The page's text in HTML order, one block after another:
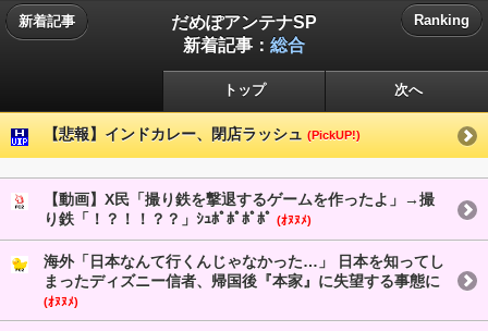
新着記事
だめぽアンテナSP
新着記事： 総合
Ranking
トップ 次へ
【悲報】インドカレー、閉店ラッシュ (PickUP!)
【動画】X民「撮り鉄を撃退するゲームを作ったよ」→撮
り鉄「！？！！？？」ｼｭﾎﾟﾎﾟﾎﾟﾎﾟ (ｵﾇﾇﾒ)
海外「日本なんて行くんじゃなかった…」 日本を知ってし
まったディズニー信者、帰国後『本家』に失望する事態に
(ｵﾇﾇﾒ)